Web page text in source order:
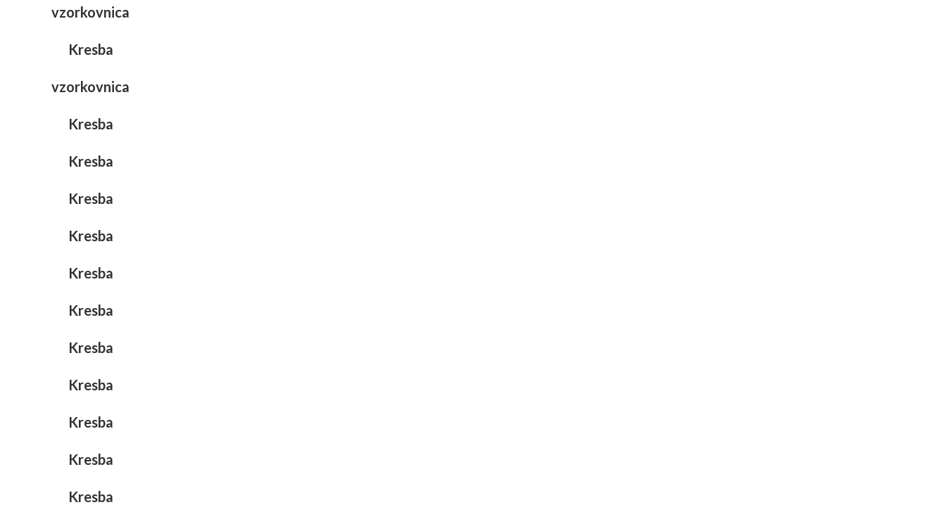
vzorkovnica
Kresba
vzorkovnica
Kresba
Kresba
Kresba
Kresba
Kresba
Kresba
Kresba
Kresba
Kresba
Kresba
Kresba